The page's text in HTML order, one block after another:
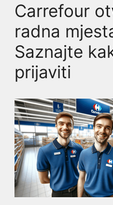
Carrefour
radna
Saznajte
prijaviti